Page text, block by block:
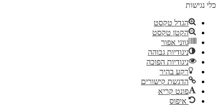
כלי נגישות
הגדל טקסט
הקטן טקסט
גווני אפור
ניגודיות גבוהה
ניגודיות הפוכה
רקע בהיר
הדגשת קישורים
פונט קריא
איפוס